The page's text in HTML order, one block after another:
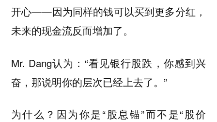
开心——因为同样的钱可以买到更多分红，
未来的现金流反而增加了。
Mr. Dang认为：“看见银行股跌，你感到兴
奋，那说明你的层次已经上去了。”
为什么？因为你是“股息锚”而不是“股价